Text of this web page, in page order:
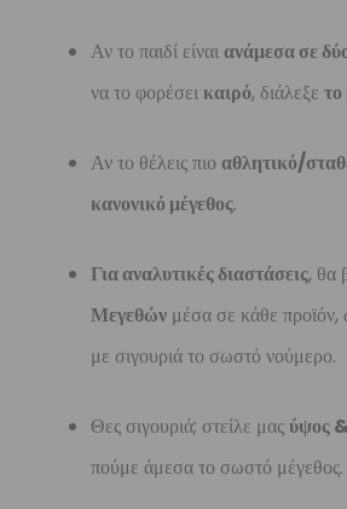
Αν το παιδί είναιανάμεσα σε
να το φορέσεικαιρό, διάλεξε
Αν το θέλεις πιο αθλητικό/
κανονικό μέγεθος.
Για αναλυτικές διαστάσεις, θα
Μεγεθών μέσα σε κάθε προϊόν,
με σιγουριά το σωστό νούμερο.
Θες σιγουριά; στείλε μαςύψος
πούμε άμεσα το σωστό μέγεθος.